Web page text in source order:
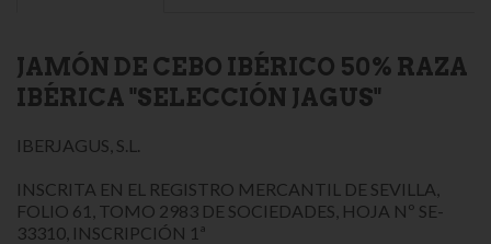
JAMÓN DE CEBO IBÉRICO 50% RAZA
IBÉRICA "SELECCIÓN JAGUS"
IBERJAGUS, S.L.
INSCRITA EN EL REGISTRO MERCANTIL DE SEVILLA,
FOLIO 61, TOMO 2983 DE SOCIEDADES, HOJA Nº SE-
33310, INSCRIPCIÓN 1ª